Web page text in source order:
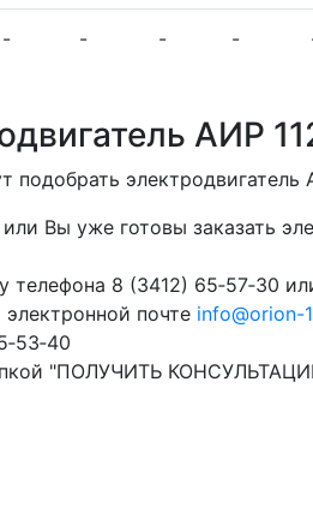
- - - -
АИР
подобрать
Вы уже готовы заказать
телефона 8 (3412) 65‑57‑30
электронной почте info@orion-
"ПОЛУЧИТЬ